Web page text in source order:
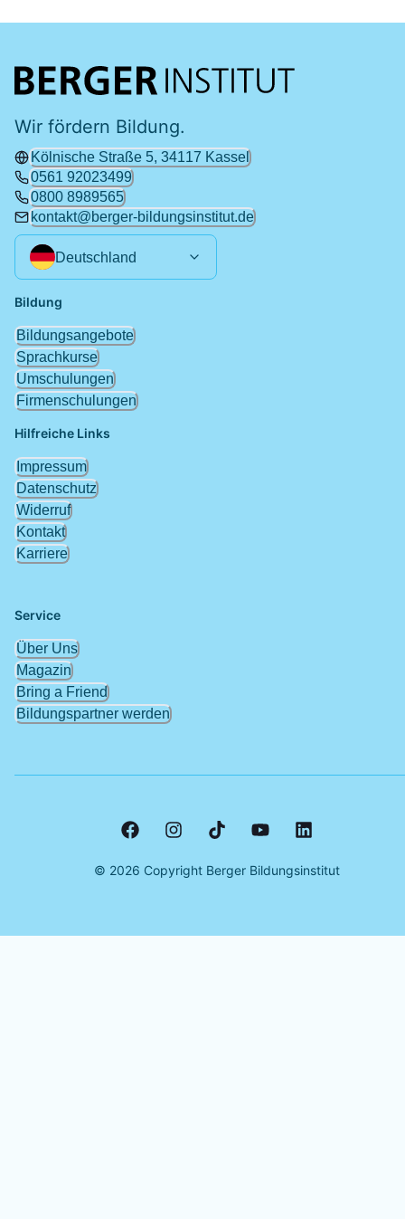
Wir fördern Bildung.
Kölnische Straße 5, 34117 Kassel
0561 92023499
0800 8989565
kontakt@berger-bildungsinstitut.de
Deutschland
Hilfreiche Links
Impressum
Datenschutz
Widerruf
Kontakt
Karriere
Service
Über Uns
Magazin
Bring a Friend
Bildungspartner werden
Bildung
Bildungsangebote
Sprachkurse
Umschulungen
Firmenschulungen
© 2026 Copyright Berger Bildungsinstitut